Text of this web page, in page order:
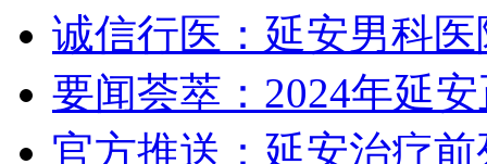
诚信行医：延安男科
要闻荟萃：2024年延
官方推送：延安治疗